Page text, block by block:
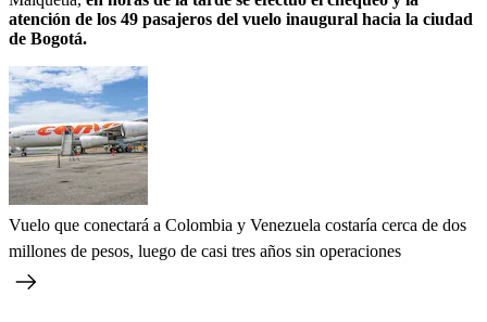
atención de los 49 pasajeros del vuelo inaugural hacia la ciudad
de Bogotá.
Vuelo que conectará a Colombia y Venezuela costaría cerca de dos
millones de pesos, luego de casi tres años sin operaciones